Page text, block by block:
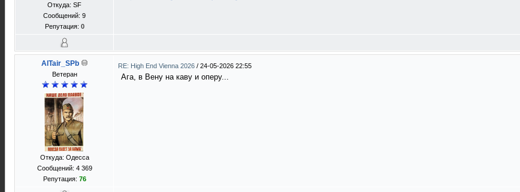
Откуда: SF
Сообщений: 9
Репутация: 0
AlTair_SPb
Ветеран
Откуда: Одесса
Сообщений: 4 369
Репутация: 76
RE: High End Vienna 2026 / 24-05-2026 22:55
Ага, в Вену на каву и оперу...